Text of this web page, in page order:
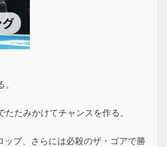
たみかけてチャンスを作る。
プ、さらには必殺のザ・ゴアで勝